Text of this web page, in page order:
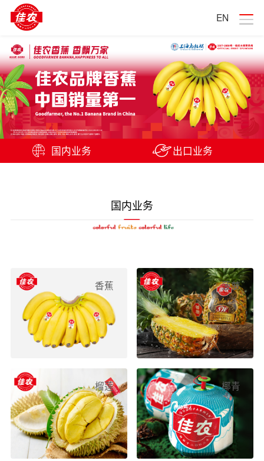
EN
国内业务 出口业务
国内业务
香蕉 菠萝
榴莲 椰青